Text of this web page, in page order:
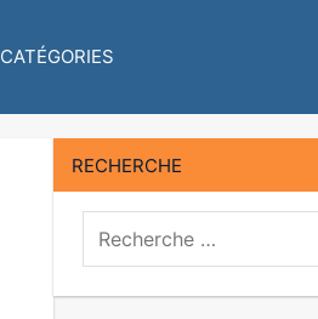
CATÉGORIES
RECHERCHE
Recherche: